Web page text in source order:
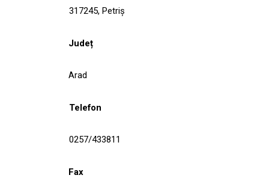
317245, Petriş
Județ
Arad
Telefon
0257/433811
Fax